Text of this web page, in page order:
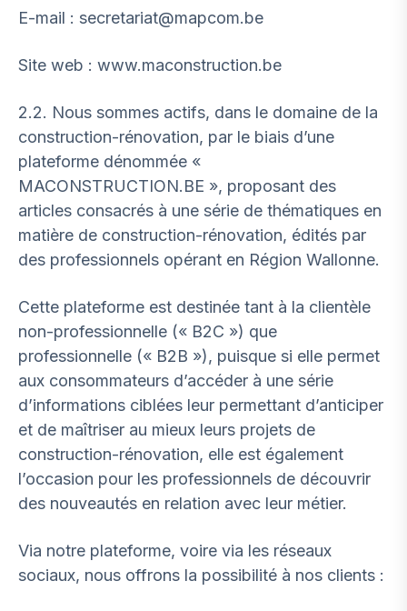
E-mail : secretariat@mapcom.be
Site web : www.maconstruction.be
2.2. Nous sommes actifs, dans le domaine de la
construction-rénovation, par le biais d’une
plateforme dénommée «
MACONSTRUCTION.BE », proposant des
articles consacrés à une série de thématiques en
matière de construction-rénovation, édités par
des professionnels opérant en Région Wallonne.
Cette plateforme est destinée tant à la clientèle
non-professionnelle (« B2C ») que
professionnelle (« B2B »), puisque si elle permet
aux consommateurs d’accéder à une série
d’informations ciblées leur permettant d’anticiper
et de maîtriser au mieux leurs projets de
construction-rénovation, elle est également
l’occasion pour les professionnels de découvrir
des nouveautés en relation avec leur métier.
Via notre plateforme, voire via les réseaux
sociaux, nous offrons la possibilité à nos clients :